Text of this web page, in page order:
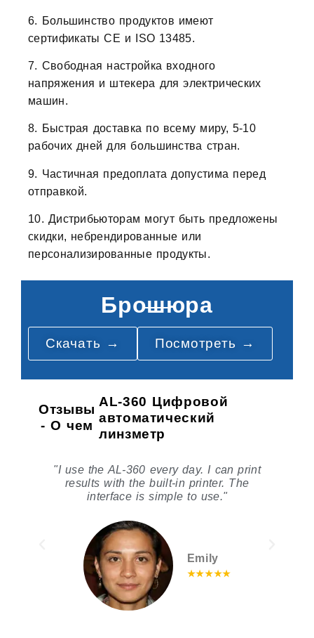
6. Большинство продуктов имеют
сертификаты CE и ISO 13485.
7. Свободная настройка входного
напряжения и штекера для электрических
машин.
8. Быстрая доставка по всему миру, 5-10
рабочих дней для большинства стран.
9. Частичная предоплата допустима перед
отправкой.
10. Дистрибьюторам могут быть предложены
скидки, небрендированные или
персонализированные продукты.
Брошюра
Скачать → Посмотреть →
Отзывы
- О чем
AL-360 Цифровой
автоматический
линзметр
"I use the AL-360 every day. I can print
results with the built-in printer. The
interface is simple to use."
Emily
★★★★★